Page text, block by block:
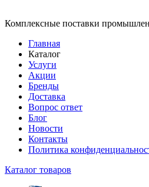
Комплексные поставки
Главная
Каталог
Услуги
Акции
Бренды
Доставка
Вопрос ответ
Блог
Новости
Контакты
Политика
Каталог товаров